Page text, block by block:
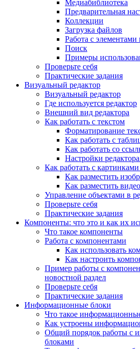
Медиабиблиотека
Предварительная
Коллекции
Загрузка файлов
Работа с элементами
Поиск
Примеры
Проверьте себя
Практические задания
Визуальный редактор
Визуальный редактор
Где используется редактор
Внешний вид редактора
Как работать с текстом
Форматирование
Как работать с
Как работать со
Настройки редактора
Как работать с
Как разместить
Как разместить видео
Управление объектами в
Проверьте себя
Практические задания
Компоненты: что это и как их
Что такое компоненты
Работа с компонентами
Как использовать
Как настроить
Пример работы с
новостной раздел
Проверьте себя
Практические задания
Информационные блоки
Что такое
Как устроены
Общий порядок работы с
блоками